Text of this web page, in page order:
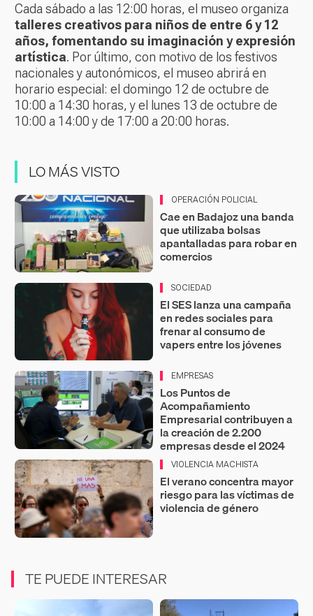
Cada sábado a las 12:00 horas, el museo organiza
talleres creativos para niños de entre 6 y 12
años, fomentando su imaginación y expresión
artística. Por último, con motivo de los festivos
nacionales y autonómicos, el museo abrirá en
horario especial: el domingo 12 de octubre de
10:00 a 14:30 horas, y el lunes 13 de octubre de
10:00 a 14:00 y de 17:00 a 20:00 horas.
LO MÁS VISTO
OPERACIÓN POLICIAL
Cae en Badajoz una banda
que utilizaba bolsas
apantalladas para robar en
comercios
SOCIEDAD
El SES lanza una campaña
en redes sociales para
frenar al consumo de
vapers entre los jóvenes
EMPRESAS
Los Puntos de
Acompañamiento
Empresarial contribuyen a
la creación de 2.200
empresas desde el 2024
VIOLENCIA MACHISTA
El verano concentra mayor
riesgo para las víctimas de
violencia de género
TE PUEDE INTERESAR